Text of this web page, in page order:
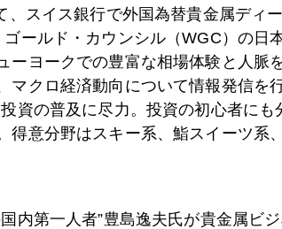
トリフィンのジレンマ
ＮＹ金、急落、金市場の体質は筋肉質に
、スイス銀行で外国為替貴金属ディ
ールド・カウンシル（WGC）の日
ーヨークでの豊富な相場体験と人脈
マクロ経済動向について情報発信を
資の普及に尽力。投資の初心者に
得意分野はスキー系、鮨スイーツ系
内第一人者”豊島逸夫氏が貴金属ビ